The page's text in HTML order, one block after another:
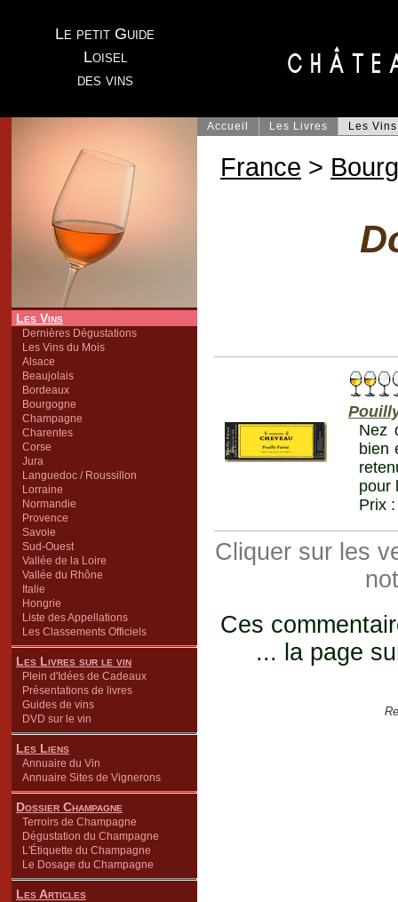
Le petit Guide
Loisel
des vins
Les Vins
Dernières Dégustations
Les Vins du Mois
Alsace
Beaujolais
Bordeaux
Bourgogne
Champagne
Charentes
Corse
Jura
Languedoc / Roussillon
Lorraine
Normandie
Provence
Savoie
Sud-Ouest
Vallée de la Loire
Vallée du Rhône
Italie
Hongrie
Liste des Appellations
Les Classements Officiels
Les Livres sur le vin
Plein d'Idées de Cadeaux
Présentations de livres
Guides de vins
DVD sur le vin
Les Liens
Annuaire du Vin
Annuaire Sites de Vignerons
Dossier Champagne
Terroirs de Champagne
Dégustation du Champagne
L'Étiquette du Champagne
Le Dosage du Champagne
Les Articles
Accueil Les Livres Les Vins
France >
Nez
bien
pour
Prix
Cliquer sur les
Ces
... la page